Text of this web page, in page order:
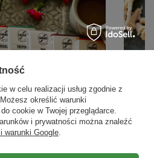
w celu realizacji usług zgodnie z
określić warunki
cookie w Twojej przeglądarce.
i prywatności można znaleźć
warunki Google.